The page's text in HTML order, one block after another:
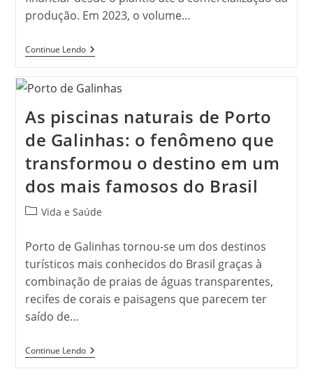
produção. Em 2023, o volume…
Continue LendoCrédito
Rural
Brasil:
Como
O
Sistema
Que
Sustenta
O
Agronegócio
Nacional?
As piscinas naturais de Porto
de Galinhas: o fenômeno que
transformou o destino em um
dos mais famosos do Brasil
Categoria
post:
Vida e Saúde
Porto de Galinhas tornou-se um dos destinos
turísticos mais conhecidos do Brasil graças à
combinação de praias de águas transparentes,
recifes de corais e paisagens que parecem ter
saído de…
Continue LendoAs
Piscinas